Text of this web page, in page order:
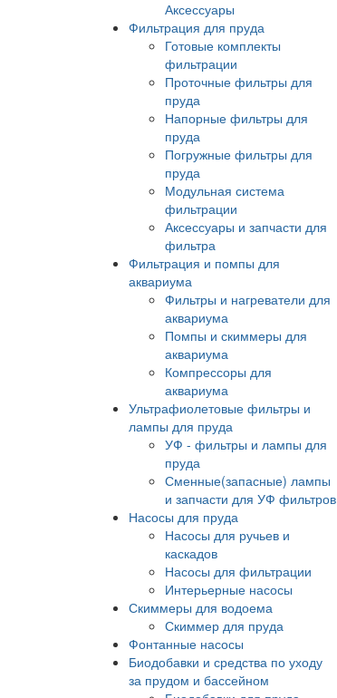
Аксессуары
Фильтрация для пруда
Готовые комплекты
фильтрации
Проточные фильтры для
пруда
Напорные фильтры для
пруда
Погружные фильтры для
пруда
Модульная система
фильтрации
Аксессуары и запчасти для
фильтра
Фильтрация и помпы для
аквариума
Фильтры и нагреватели для
аквариума
Помпы и скиммеры для
аквариума
Компрессоры для
аквариума
Ультрафиолетовые фильтры и
лампы для пруда
УФ - фильтры и лампы для
пруда
Сменные(запасные) лампы
и запчасти для УФ фильтров
Насосы для пруда
Насосы для ручьев и
каскадов
Насосы для фильтрации
Интерьерные насосы
Скиммеры для водоема
Скиммер для пруда
Фонтанные насосы
Биодобавки и средства по уходу
за прудом и бассейном